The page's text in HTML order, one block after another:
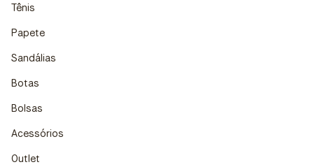
Tênis
Papete
Sandálias
Botas
Bolsas
Acessórios
Outlet